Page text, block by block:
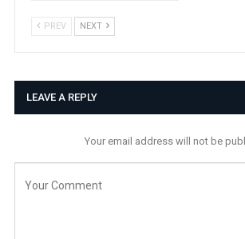
PREV NEXT
LEAVE A REPLY
Your email address will not be